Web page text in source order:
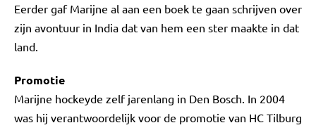
Eerder gaf Marijne al aan een boek te gaan schrijven over
zijn avontuur in India dat van hem een ster maakte in dat
land.
Promotie
Marijne hockeyde zelf jarenlang in Den Bosch. In 2004
was hij verantwoordelijk voor de promotie van HC Tilburg